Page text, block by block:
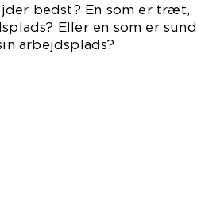
bedst? En som er træt,
Eller en som er sund
arbejdsplads?